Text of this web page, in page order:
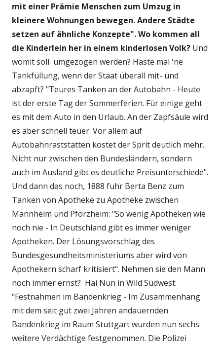
mit einer Prämie Menschen zum Umzug in
kleinere Wohnungen bewegen. Andere Städte
setzen auf ähnliche Konzepte". Wo kommen all
die Kinderlein her in einem kinderlosen Volk? Und
womit soll umgezogen werden? Haste mal 'ne
Tankfüllung, wenn der Staat überall mit- und
abzapft? "Teures Tanken an der Autobahn - Heute
ist der erste Tag der Sommerferien. Für einige geht
es mit dem Auto in den Urlaub. An der Zapfsäule wird
es aber schnell teuer. Vor allem auf
Autobahnraststätten kostet der Sprit deutlich mehr.
Nicht nur zwischen den Bundesländern, sondern
auch im Ausland gibt es deutliche Preisunterschiede".
Und dann das noch, 1888 fuhr Berta Benz zum
Tanken von Apotheke zu Apotheke zwischen
Mannheim und Pforzheim: "So wenig Apotheken wie
noch nie - In Deutschland gibt es immer weniger
Apotheken. Der Lösungsvorschlag des
Bundesgesundheitsministeriums aber wird von
Apothekern scharf kritisiert". Nehmen sie den Mann
noch immer ernst? Hai Nun in Wild Südwest:
"Festnahmen im Bandenkrieg - Im Zusammenhang
mit dem seit gut zwei Jahren andauernden
Bandenkrieg im Raum Stuttgart wurden nun sechs
weitere Verdächtige festgenommen. Die Polizei